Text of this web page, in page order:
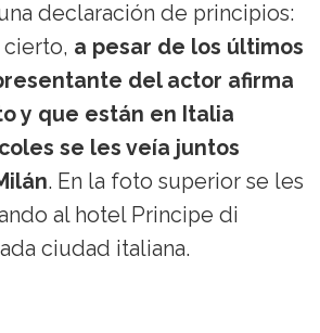
declaración de principios:
cierto, a pesar de los últimos
del actor afirma
y que están en Italia
se les veía juntos
. En la foto superior se les
al hotel Principe di
ciudad italiana.